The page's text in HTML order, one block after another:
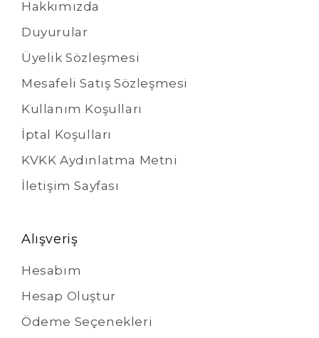
Hakkımızda
Duyurular
Üyelik Sözleşmesi
Mesafeli Satış Sözleşmesi
Kullanım Koşulları
İptal Koşulları
KVKK Aydınlatma Metni
İletişim Sayfası
Alışveriş
Hesabım
Hesap Oluştur
Ödeme Seçenekleri